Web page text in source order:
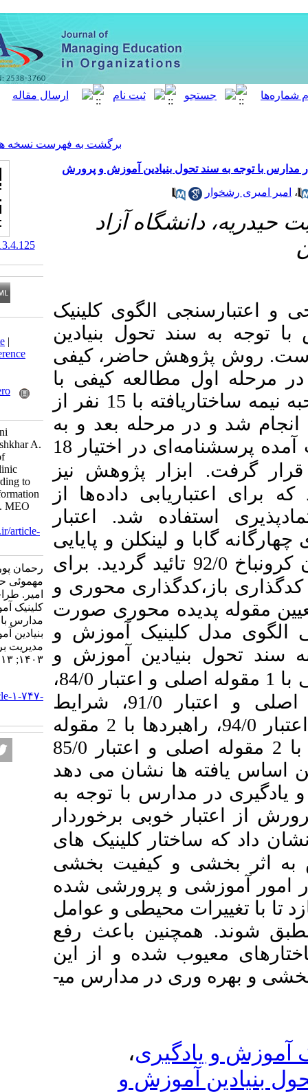
برگشت به فهرست نسخه ها
تحول بنیادین آموزش و پرورش
آزاد
الگوی کلینیک
تحول بنیادین
حاضر، کیفی
مطالعه کیفی با
رویکرد نظریه زمینه‌ای با مصاحبه نیمه ساختاریافته با 15 نفر از
مرحله بعد و به
منظور اعتباریابی الگو به دست آمده پرسشنامه‌ای در اختیار 18
ابزار پژوهش نیز
داده‌ها از
شد. اعتبار
و لینکلن و پایایی
تائید گردید. برای
محوری و
محوری صورت
آموزش و
آموزش و
شرایط زمینه‌ای با 2 مقوله اصلی و اعتبار 91/0، شرایط
مداخله‌گر با 2 مقوله اصلی و اعتبار 94/0، راهبردها با 2 مقوله
اصلی و اعتبار 89/0 و پیامدها با 2 مقوله اصلی و اعتبار 85/0
ها نشان می دهد
با توجه به
خوبی برخوردار
کلینیک های
و کیفیت بخشی
و پرورشی شده
محیطی و عوامل
باعث رفع
شده و از این
وری در مدارس می­
،
آموزش و
‎ 10.61186/meo.13.4.125
Download citation:
BibTeX
RIS|EndNote
Medlars
ProCite |Reference
RefWorks
Send citation to:
Mendeley
Zotero
Rahmanpour H, Momeni
Mahmoyei H, Amir Roshkhar A.
Design and validation of
teaching and learning clinic
model in schools According to
the Fundamental Transformation
of Education document. MEO
2024; 13 (4) : 5
URL:http://journalieaa.ir/article-
1-747-fa.html
رحمان پور حسن، مومنی
مهموئی حسین، امیری رشخوار
امیر. طراحی و اعتباریابی الگوی
کلینیک آموزش و یادگیری در
مدارس با توجه به سند تحول
بنیادین آموزش و پرورش. نشریه
مديريت بر آموزش سازمانها.
۱۴۰۳; ۱۳ (۴) :۱۲۵-۱۴۶
http://journalieaa.ir/article-۱-۷۴۷-